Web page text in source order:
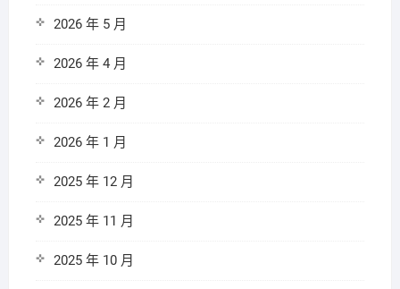
2026 年 5 月
2026 年 4 月
2026 年 2 月
2026 年 1 月
2025 年 12 月
2025 年 11 月
2025 年 10 月